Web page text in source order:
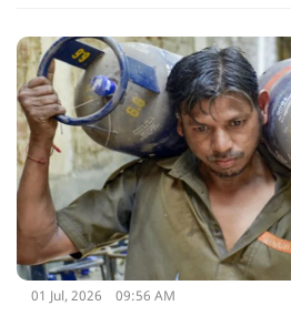
01 Jul, 2026 09:56 AM